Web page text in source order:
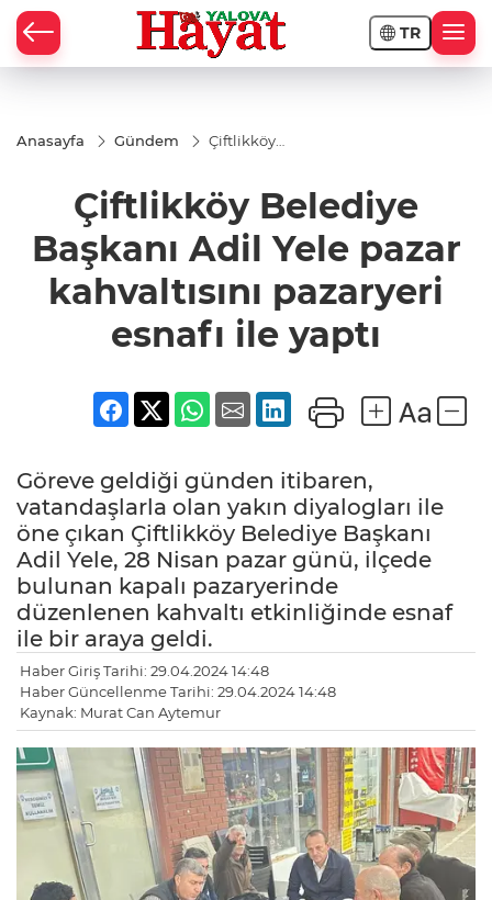
TR
Anasayfa Gündem
Çiftlikköy
Adil Yele
pazar
kahvaltısını
pazaryeri
esnafı ile
yaptı
Çiftlikköy Belediye
Başkanı Adil Yele pazar
kahvaltısını pazaryeri
esnafı ile yaptı
Göreve geldiği günden itibaren,
vatandaşlarla olan yakın diyalogları ile
öne çıkan Çiftlikköy Belediye Başkanı
Adil Yele, 28 Nisan pazar günü, ilçede
bulunan kapalı pazaryerinde
düzenlenen kahvaltı etkinliğinde esnaf
ile bir araya geldi.
Haber Giriş Tarihi: 29.04.2024 14:48
Haber Güncellenme Tarihi: 29.04.2024 14:48
Kaynak: Murat Can Aytemur